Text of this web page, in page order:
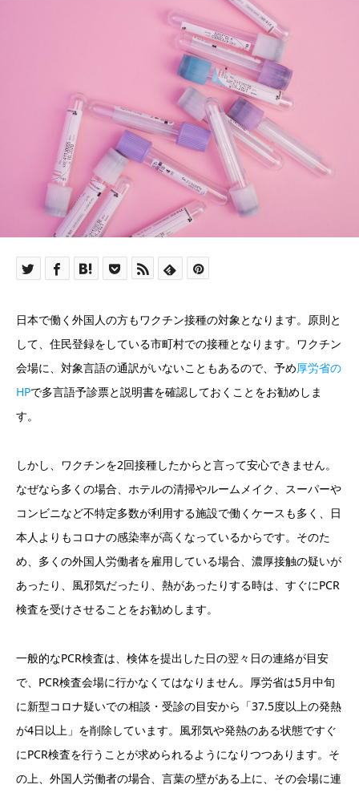
日本で働く外国人の方もワクチン接種の対象となります。原則と
して、住民登録をしている市町村での接種となります。ワクチン
会場に、対象言語の通訳がいないこともあるので、予め厚労省の
HPで多言語予診票と説明書を確認しておくことをお勧めしま
す。
しかし、ワクチンを2回接種したからと言って安心できません。
なぜなら多くの場合、ホテルの清掃やルームメイク、スーパーや
コンビニなど不特定多数が利用する施設で働くケースも多く、日
本人よりもコロナの感染率が高くなっているからです。そのた
め、多くの外国人労働者を雇用している場合、濃厚接触の疑いが
あったり、風邪気だったり、熱があったりする時は、すぐにPCR
検査を受けさせることをお勧めします。
一般的なPCR検査は、検体を提出した日の翌々日の連絡が目安
で、PCR検査会場に行かなくてはなりません。厚労省は5月中旬
に新型コロナ疑いでの相談・受診の目安から「37.5度以上の発熱
が4日以上」を削除しています。風邪気や発熱のある状態ですぐ
にPCR検査を行うことが求められるようになりつつあります。そ
の上、外国人労働者の場合、言葉の壁がある上に、その会場に連